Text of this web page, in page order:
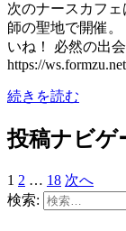
次のナースカフ
師の聖地で開催
いね！ 必然の出
https://
続きを読む
投稿ナビゲ
1 2 … 18 次へ
検索: